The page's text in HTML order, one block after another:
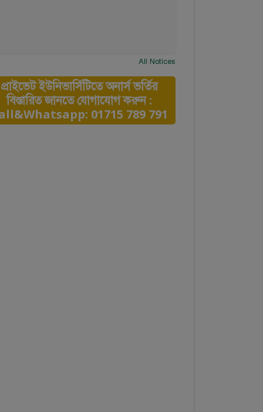
All Notices
প্রাইভেট ইউনিভার্সিটিতে অনার্স ভর্তির
বিস্তারিত জানতে যোগাযোগ করুন :
01715 789 791